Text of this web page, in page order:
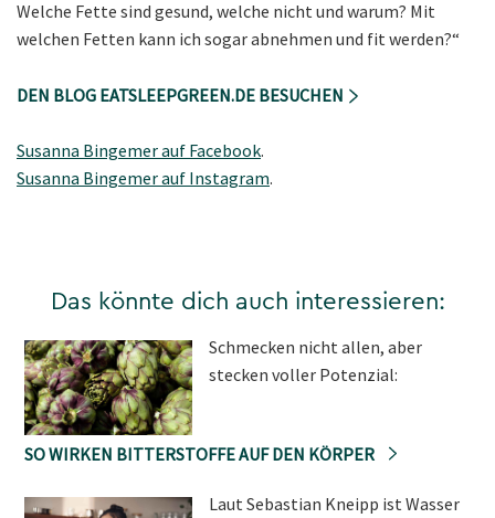
Welche Fette sind gesund, welche nicht und warum? Mit
welchen Fetten kann ich sogar abnehmen und fit werden?“
DEN BLOG EATSLEEPGREEN.DE BESUCHEN
Susanna Bingemer auf Facebook.
Susanna Bingemer auf Instagram.
Das könnte dich auch interessieren:
Schmecken nicht allen, aber
stecken voller Potenzial:
SO WIRKEN BITTERSTOFFE AUF DEN KÖRPER
Laut Sebastian Kneipp ist Wasser